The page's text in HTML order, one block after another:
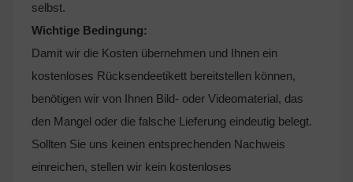
selbst.
Wichtige Bedingung:
Damit wir die Kosten übernehmen und Ihnen ein
kostenloses Rücksendeetikett bereitstellen können,
benötigen wir von Ihnen Bild- oder Videomaterial, das
den Mangel oder die falsche Lieferung eindeutig belegt.
Sollten Sie uns keinen entsprechenden Nachweis
einreichen, stellen wir kein kostenloses